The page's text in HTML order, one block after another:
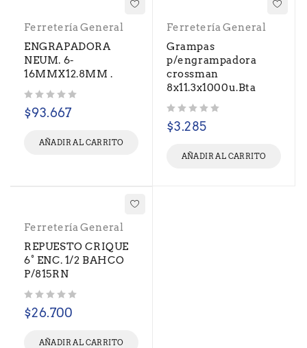
Ferretería General
ENGRAPADORA
NEUM. 6-
16MMX12.8MM .
$93.667
AÑADIR AL CARRITO
Ferretería General
Grampas
p/engrampadora
crossman
8x11.3x1000u.Bta
$3.285
AÑADIR AL CARRITO
Ferretería General
REPUESTO CRIQUE
6° ENC. 1/2 BAHCO
P/815RN
$26.700
AÑADIR AL CARRITO